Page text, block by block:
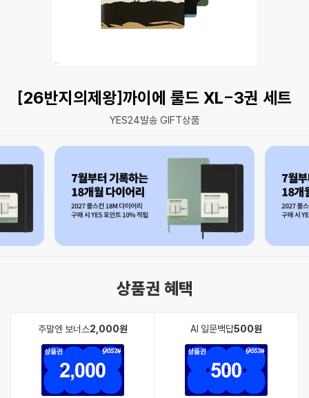
[26반지의제왕]까이에 룰드 XL-3권 세트
YES24발송 GIFT상품
상품권 혜택
주말엔 보너스2,000원 AI 일문백답500원